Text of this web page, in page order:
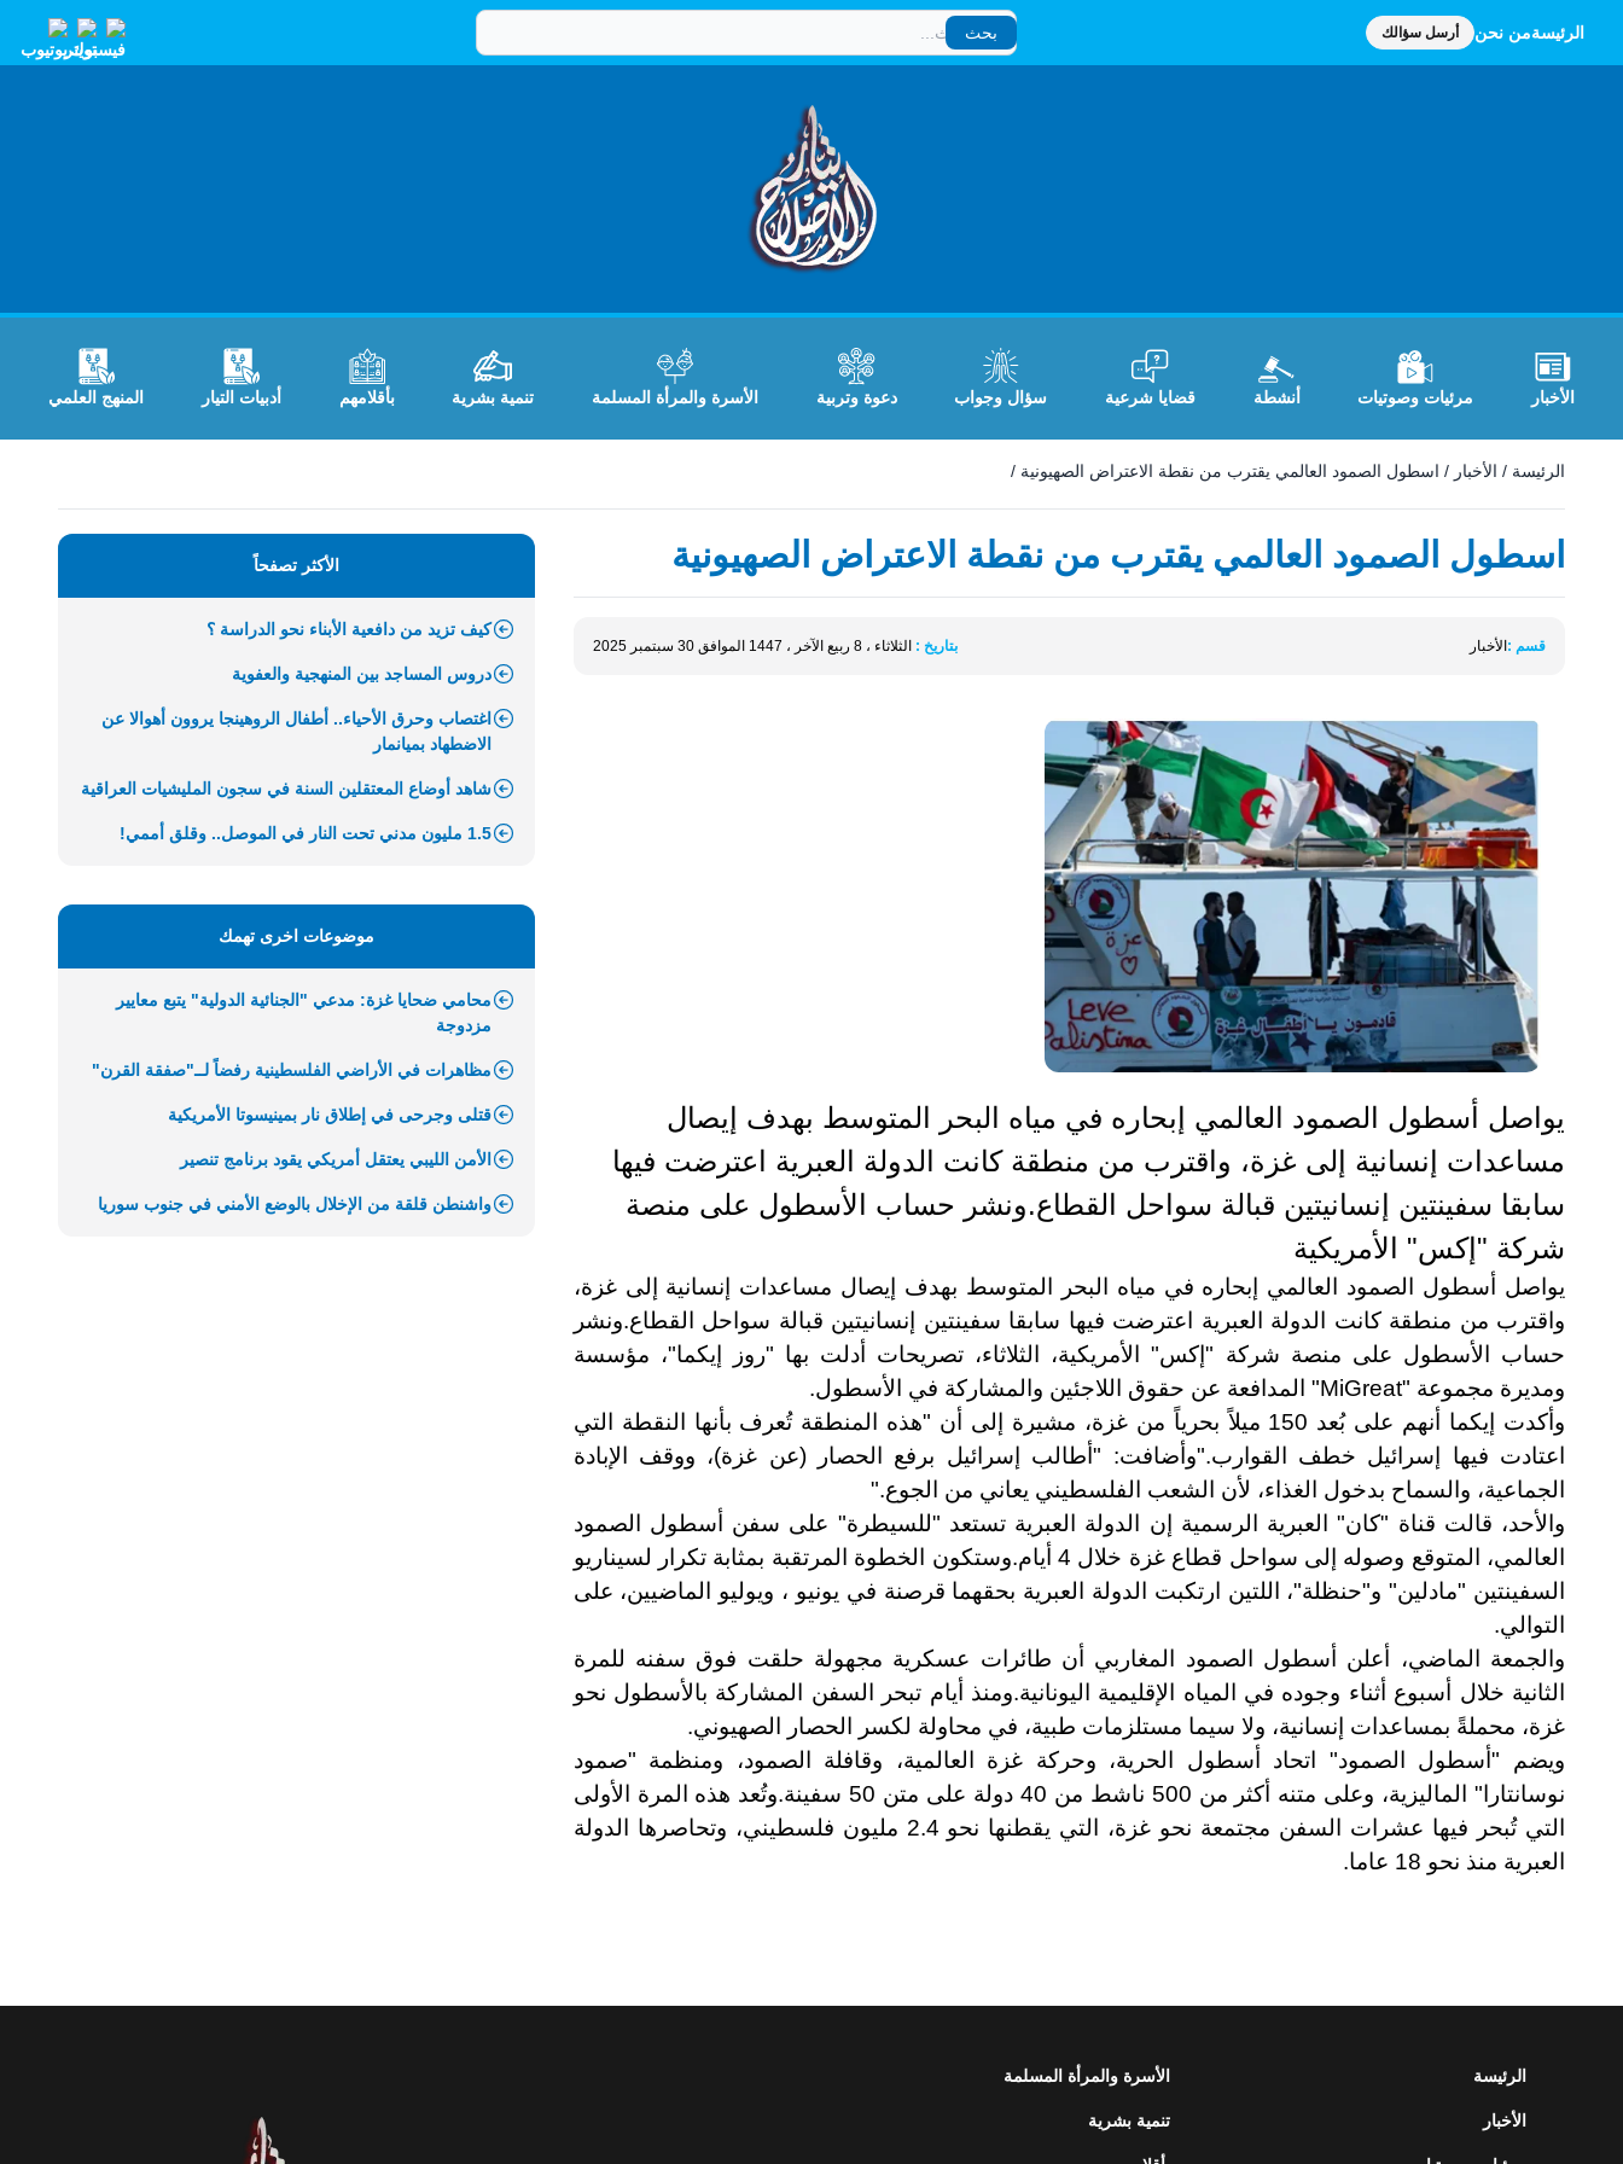
الرئيسةمن نحن أرسل سؤالك
بحث
بحث
الأخبار مرئيات وصوتيات أنشطة قضايا شرعية سؤال وجواب دعوة وتربية الأسرة والمرأة المسلمة تنمية بشرية بأقلامهم أدبيات التيار المنهج العلمي
الرئيسة / الأخبار / اسطول الصمود العالمي يقترب من نقطة الاعتراض الصهيونية /
اسطول الصمود العالمي يقترب من نقطة الاعتراض الصهيونية
قسم : الأخبار بتاريخ : الثلاثاء ، 8 ربيع الآخر ، 1447 الموافق 30 سبتمبر 2025
يواصل أسطول الصمود العالمي إبحاره في مياه البحر المتوسط بهدف إيصال
مساعدات إنسانية إلى غزة، واقترب من منطقة كانت الدولة العبرية اعترضت فيها
سابقا سفينتين إنسانيتين قبالة سواحل القطاع.ونشر حساب الأسطول على منصة
شركة "إكس" الأمريكية
يواصل أسطول الصمود العالمي إبحاره في مياه البحر المتوسط بهدف إيصال مساعدات إنسانية إلى غزة،
واقترب من منطقة كانت الدولة العبرية اعترضت فيها سابقا سفينتين إنسانيتين قبالة سواحل القطاع.ونشر
حساب الأسطول على منصة شركة "إكس" الأمريكية، الثلاثاء، تصريحات أدلت بها "روز إيكما"، مؤسسة
ومديرة مجموعة "MiGreat" المدافعة عن حقوق اللاجئين والمشاركة في الأسطول.
وأكدت إيكما أنهم على بُعد 150 ميلاً بحرياً من غزة، مشيرة إلى أن "هذه المنطقة تُعرف بأنها النقطة التي
اعتادت فيها إسرائيل خطف القوارب".وأضافت: "أطالب إسرائيل برفع الحصار (عن غزة)، ووقف الإبادة
الجماعية، والسماح بدخول الغذاء، لأن الشعب الفلسطيني يعاني من الجوع".
والأحد، قالت قناة "كان" العبرية الرسمية إن الدولة العبرية تستعد "للسيطرة" على سفن أسطول الصمود
العالمي، المتوقع وصوله إلى سواحل قطاع غزة خلال 4 أيام
.وستكون الخطوة المرتقبة بمثابة تكرار لسيناريو
السفينتين "مادلين" و"حنظلة"، اللتين ارتكبت الدولة العبرية بحقهما قرصنة في يونيو ، ويوليو الماضيين، على
التوالي.
والجمعة الماضي، أعلن أسطول الصمود المغاربي أن طائرات عسكرية مجهولة حلقت فوق سفنه للمرة
الثانية خلال أسبوع أثناء وجوده في المياه الإقليمية اليونانية.ومنذ أيام تبحر السفن المشاركة بالأسطول نحو
غزة، محملةً بمساعدات إنسانية، ولا سيما مستلزمات طبية، في محاولة لكسر الحصار الصهيوني.
ويضم "أسطول الصمود" اتحاد أسطول الحرية، وحركة غزة العالمية، وقافلة الصمود، ومنظمة "صمود
نوسانتارا" الماليزية، وعلى متنه أكثر من 500 ناشط من 40 دولة على متن 50 سفينة
.وتُعد هذه المرة الأولى
التي تُبحر فيها عشرات السفن مجتمعة نحو غزة، التي يقطنها نحو 2.4 مليون فلسطيني، وتحاصرها الدولة
العبرية منذ نحو 18 عاما
.
الأكثر تصفحاً
كيف تزيد من دافعية الأبناء نحو الدراسة ؟
دروس المساجد بين المنهجية والعفوية
اغتصاب وحرق الأحياء.. أطفال الروهينجا يروون أهوالا عن
الاضطهاد بميانمار
شاهد أوضاع المعتقلين السنة في سجون المليشيات العراقية
1.5 مليون مدني تحت النار في الموصل.. وقلق أممي!
موضوعات اخرى تهمك
محامي ضحايا غزة: مدعي "الجنائية الدولية" يتبع معايير
مزدوجة
مظاهرات في الأراضي الفلسطينية رفضاً لــ"صفقة القرن"
قتلى وجرحى في إطلاق نار بمينيسوتا الأمريكية
الأمن الليبي يعتقل أمريكي يقود برنامج تنصير
واشنطن قلقة من الإخلال بالوضع الأمني في جنوب سوريا
الرئيسة
الأخبار
الأسرة والمرأة المسلمة
تنمية بشرية